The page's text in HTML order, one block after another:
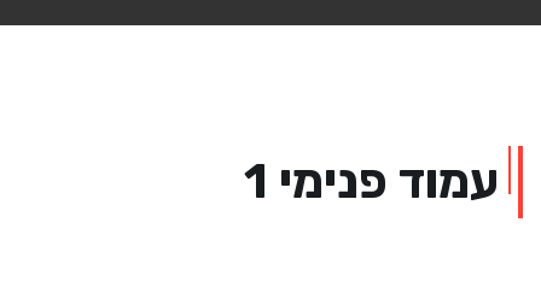
עמוד פנימי 1